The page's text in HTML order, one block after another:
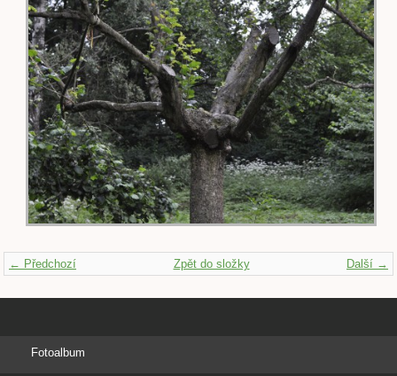
← Předchozí Další →
Zpět do složky
Fotoalbum